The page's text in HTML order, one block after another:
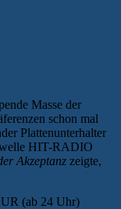
Masse der
schon mal
Plattenunterhalter
HIT-RADIO
Akzeptanz zeigte,
(ab 24 Uhr)